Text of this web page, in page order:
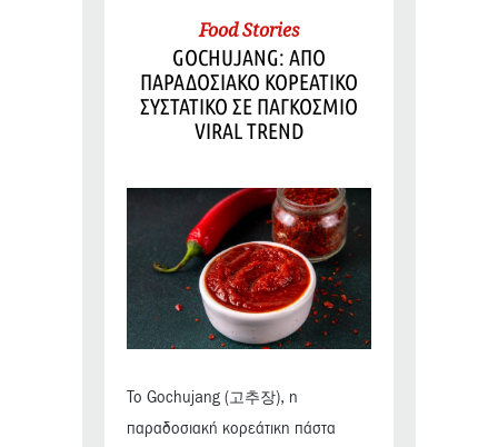
Food Stories
GOCHUJANG: ΑΠΟ
ΠΑΡΑΔΟΣΙΑΚΟ ΚΟΡΕΑΤΙΚΟ
ΣΥΣΤΑΤΙΚΟ ΣΕ ΠΑΓΚΟΣΜΙΟ
VIRAL TREND
Το Gochujang (고추장), η
παραδοσιακή κορεάτικη πάστα